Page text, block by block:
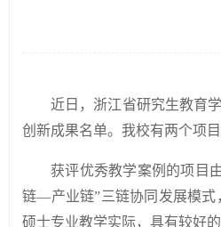
近日，浙江省研究生教育
创新成果名单。我校有两个项
获评优秀教学案例的项目
链—产业链”三链协同发展模式
硕士专业教学实际，具有较好